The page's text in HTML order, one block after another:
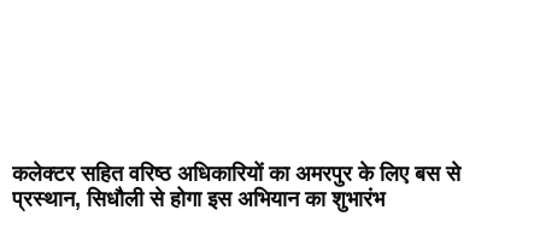
कलेक्टर सहित वरिष्ठ अधिकारियों का अमरपुर के लिए बस से
प्रस्थान, सिधौली से होगा इस अभियान का शुभारंभ